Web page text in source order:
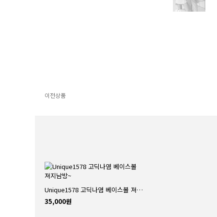
이전상품
Unique1578 고딕나염 베이스볼 져지남방~
35,000원